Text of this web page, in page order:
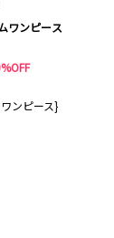
ワンピース